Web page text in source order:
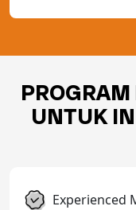
UNTUK
Experienced